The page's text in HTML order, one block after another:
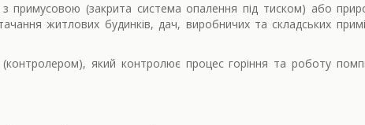
(закрита система опалення під тиском) або
житлових будинків, дач, виробничих та складських
який контролює процес горіння та роботу